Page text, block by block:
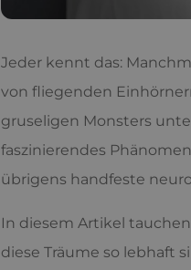
Jeder kennt das:
von fliegenden
gruseligen Monsters
faszinierendes
übrigens handfeste
In diesem Artikel
diese Träume so lebhaft